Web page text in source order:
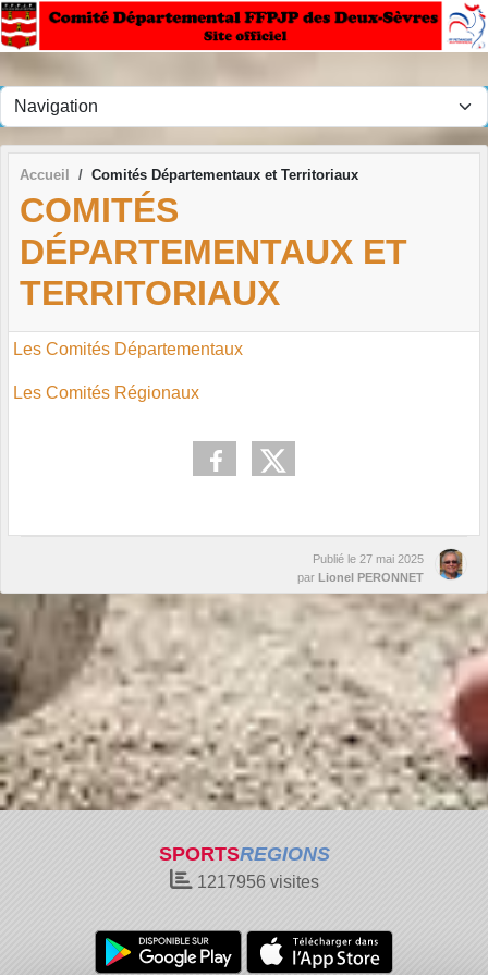
Accueil Comités Départementaux et Territoriaux
COMITÉS
DÉPARTEMENTAUX ET
TERRITORIAUX
Les Comités Départementaux
Les Comités Régionaux
Publié le 27 mai 2025
par Lionel PERONNET
SPORTSREGIONS
1217956 visites
Panneau de gestion des cookies